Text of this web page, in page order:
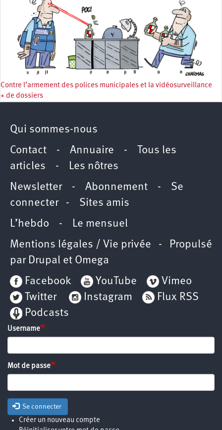
Contre l’armement des polices municipales et la vidéosurveillance
+ de dossiers
Qui sommes-nous
Contact - Annuaire -
Tous les
articles - Les nôtres
Newsletter- Abonnement - Se
connecter- Sites amis
L’hebdo - Le mensuel
Mentions légales / Vie privée - Propulsé
par Drupal et Omega
Facebook
YouTube
Vimeo
Twitter
Instagram
Flux RSS
Podcasts
Username
Mot de passe
Se connecter
Créer un nouveau compte